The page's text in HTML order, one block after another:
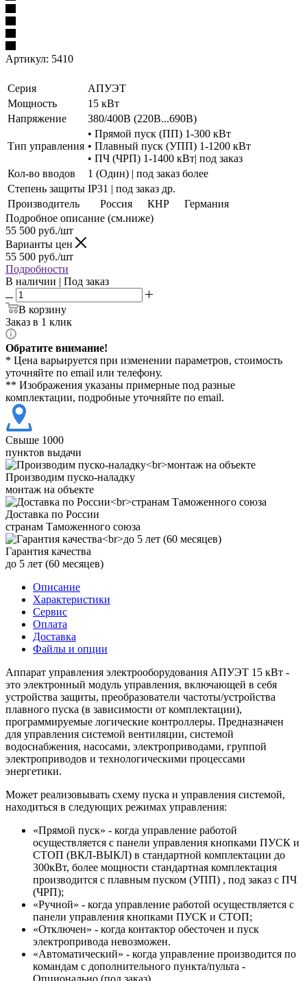
Артикул: 5410
Серия
АПУЭТ
Мощность
15 кВт
Напряжение
380/400В (220В...690В)
Тип управления
• Прямой пуск (ПП) 1-300 кВт
• Плавный пуск (УПП) 1-1200 кВт
• ПЧ (ЧРП) 1-1400 кВт| под заказ
Кол-во вводов
1 (Один) | под заказ более
Степень защиты IP31 | под заказ др.
Производитель
Россия КНР
Германия
Подробное описание (см.ниже)
55 500 руб./шт
Варианты цен
55 500 руб./шт
Подробности
В наличии | Под заказ
В корзину
Заказ в 1 клик
Обратите внимание!
* Цена варьируется при изменении параметров, стоимость
уточняйте по email или телефону.
** Изображения указаны примерные под разные
комплектации, подробные уточняйте по email.
Свыше 1000
пунктов выдачи
Производим пуско-наладку
монтаж на объекте
Доставка по России
странам Таможенного союза
Гарантия качества
до 5 лет (60 месяцев)
Описание
Характеристики
Сервис
Оплата
Доставка
Файлы и опции
Аппарат управления электрооборудования АПУЭТ 15 кВт -
это электронный модуль управления, включающей в себя
устройства защиты, преобразователи частоты/устройства
плавного пуска (в зависимости от комплектации),
программируемые логические контроллеры. Предназначен
для управления системой вентиляции, системой
водоснабжения, насосами, электроприводами, группой
электроприводов и технологическими процессами
энергетики.
Может реализовывать схему пуска и управления системой,
находиться в следующих режимах управления:
«Прямой пуск» - когда управление работой
осуществляется с панели управления кнопками ПУСК и
СТОП (ВКЛ-ВЫКЛ) в стандартной комплектации до
300кВт, более мощности стандартная комплектация
производится с плавным пуском (УПП) , под заказ с ПЧ
(ЧРП);
«Ручной» - когда управление работой осуществляется с
панели управления кнопками ПУСК и СТОП;
«Отключен» - когда контактор обесточен и пуск
электропривода невозможен.
«Автоматический» - когда управление производится по
командам с дополнительного пункта/пульта -
Опционально (под заказ).